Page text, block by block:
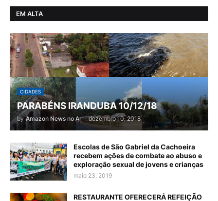
EM ALTA
CIDADES
PARABÉNS IRANDUBA 10/12/18
by Amazon News no Ar - dezembro 10, 2018
Escolas de São Gabriel da Cachoeira
recebem ações de combate ao abuso e
exploração sexual de jovens e crianças
maio 23, 2019
RESTAURANTE OFERECERÁ REFEIÇÃO